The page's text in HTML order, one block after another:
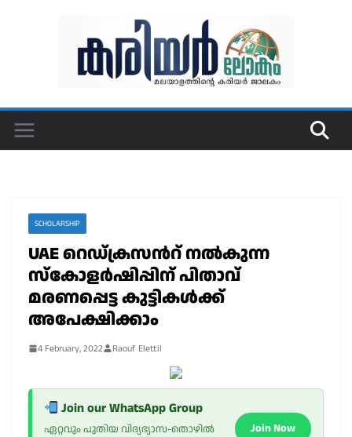
SCHOLARSHIP
UAE റെഡ്ക്രസൻറ് നൽകുന്ന
സ്കോളർഷിപ്പിന് പിതാവ്
മരണപ്പെട്ട കുട്ടികൾക്ക്
അപേക്ഷിക്കാം
4 February, 2022 Raouf Elettil
Join our WhatsApp Group
ഏറ്റവും പുതിയ വിദ്യഭ്യാസ-തൊഴിൽ
Join Now